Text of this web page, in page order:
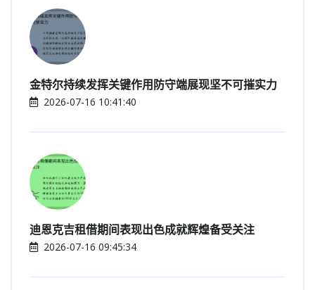
金特尔持续发挥关键作用防守端展现坚不可摧实力
2026-07-16 10:41:40
迪恩克吉租借期间表现出色成就辉煌备受关注
2026-07-16 09:45:34